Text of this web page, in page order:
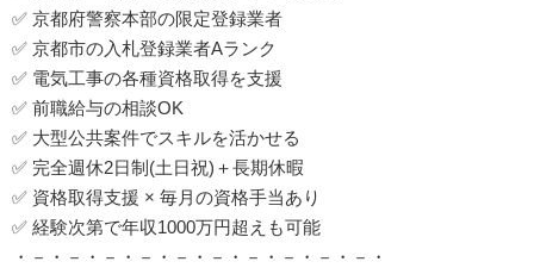
✅ 京都府警察本部の限定登録業者
✅ 京都市の入札登録業者Aランク
✅ 電気工事の各種資格取得を支援
✅ 前職給与の相談OK
✅ 大型公共案件でスキルを活かせる
✅ 完全週休2日制(土日祝)＋長期休暇
✅ 資格取得支援 × 毎月の資格手当あり
✅ 経験次第で年収1000万円超えも可能
・－・－・－・－・－・－・－・－・－・－・